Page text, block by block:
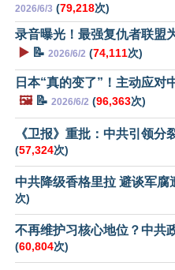
2026/6/3 (79,218次)
录音曝光！最强复仇者联盟
▶️ 📝 2026/6/2 (74,111次)
日本“真的变了”！主动应对
🖼️📝 2026/6/2 (96,363次)
《卫报》重批：中共引领分
(57,324次)
中共降级香格里拉 避谈军腐
次)
不再维护习核心地位？中共
(60,804次)